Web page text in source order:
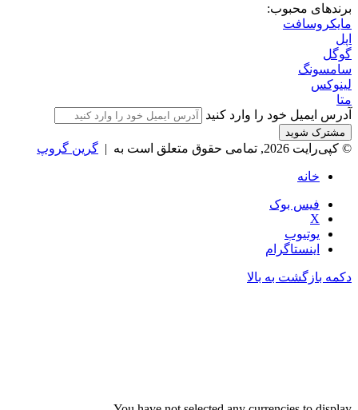
برندهای محبوب:
مایکروسافت
اپل
گوگل
سامسونگ
لینوکس
متا
آدرس ایمیل خود را وارد کنید
© کپی‌رایت 2026, تمامی حقوق متعلق است به | گرین گروپ
خانه
فیس بوک
X
یوتیوب
اینستاگرام
دکمه بازگشت به بالا